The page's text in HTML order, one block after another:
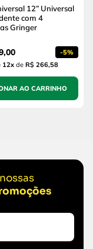
12” Universal
com 4
Gringer
,00 -5%
12x de R$ 266,58
AO CARRINHO